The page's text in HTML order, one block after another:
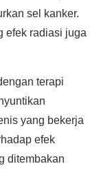
sel kanker.
efek radiasi juga
terapi
yang bekerja
efek
ditembakan